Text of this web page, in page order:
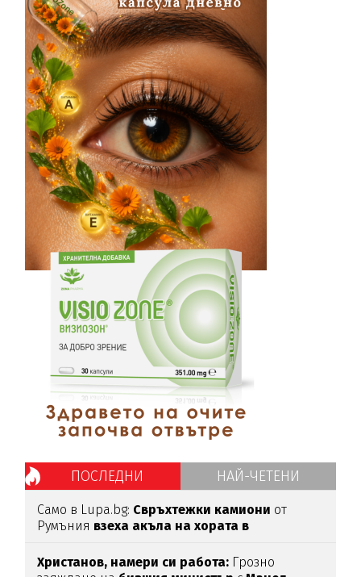
ПОСЛЕДНИ НАЙ-ЧЕТЕНИ
Само в Lupa.bg: Свръхтежки камиони от
Румъния взеха акъла на хората в
Христанов, намери си работа: Грозно